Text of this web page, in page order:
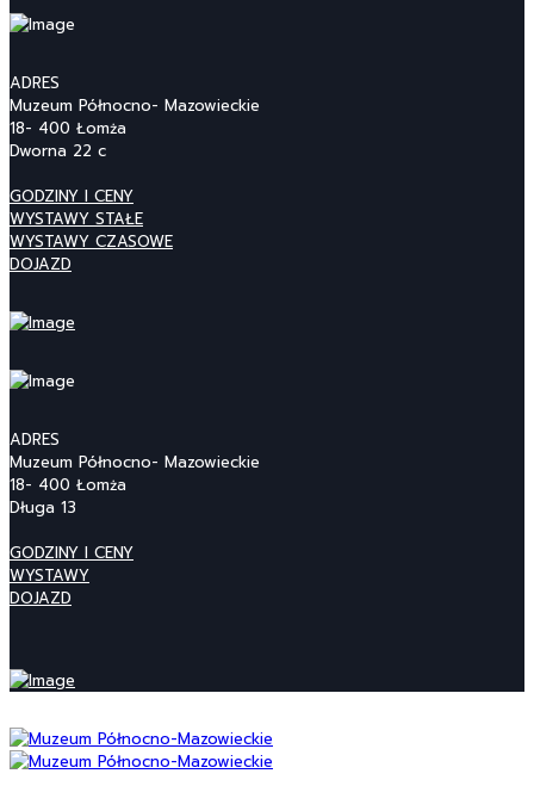
ADRES
Muzeum Północno- Mazowieckie
18- 400 Łomża
Dworna 22 c
GODZINY I CENY
WYSTAWY STAŁE
WYSTAWY CZASOWE
DOJAZD
ADRES
Muzeum Północno- Mazowieckie
18- 400 Łomża
Długa 13
GODZINY I CENY
WYSTAWY
DOJAZD